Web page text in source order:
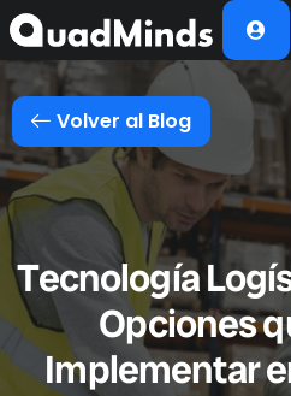
Soluciones
Módulos
Casos de Éxito
Planes
Nosotros
Volver al Blog
Tecnología
Opciones
Implementar